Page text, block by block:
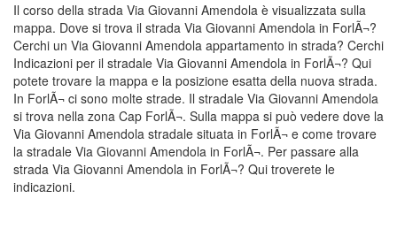
Il corso della strada Via Giovanni Amendola è visualizzata sulla
mappa. Dove si trova il strada Via Giovanni Amendola in ForlÃ¬?
Cerchi un Via Giovanni Amendola appartamento in strada? Cerchi
Indicazioni per il stradale Via Giovanni Amendola in ForlÃ¬? Qui
potete trovare la mappa e la posizione esatta della nuova strada.
In ForlÃ¬ ci sono molte strade. Il stradale Via Giovanni Amendola
si trova nella zona Cap ForlÃ¬. Sulla mappa si può vedere dove la
Via Giovanni Amendola stradale situata in ForlÃ¬ e come trovare
la stradale Via Giovanni Amendola in ForlÃ¬. Per passare alla
strada Via Giovanni Amendola in ForlÃ¬? Qui troverete le
indicazioni.